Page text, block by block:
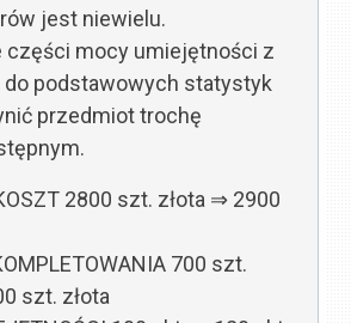
jest niewielu.
części mocy umiejętności z
podstawowych statystyk
przedmiot trochę
2800 szt. złota ⇒ 2900
700 szt.
szt. złota